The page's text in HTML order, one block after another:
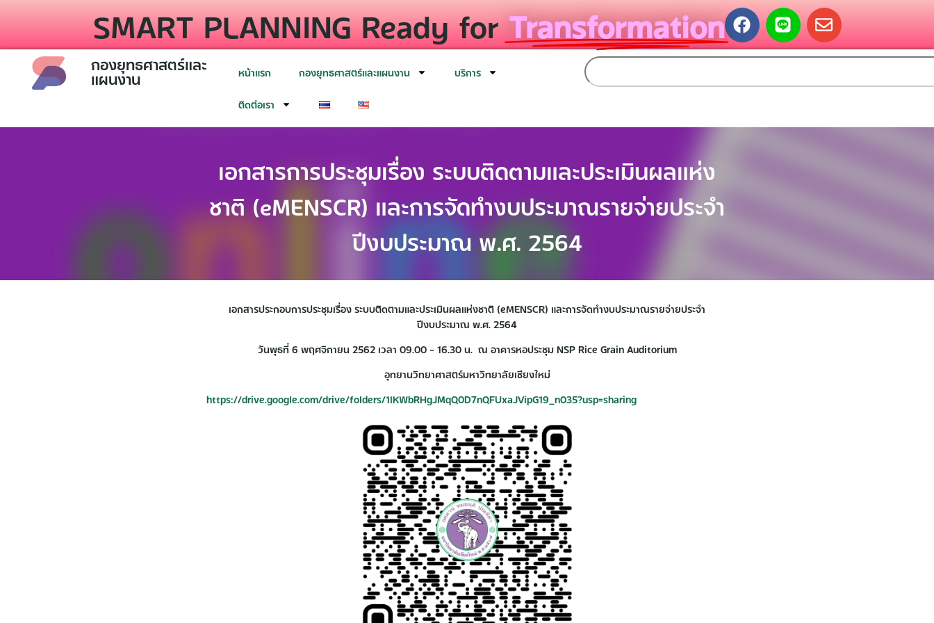
SMART PLANNING Ready for Transformation
กองยุทธศาสตร์และ
แผนงาน หน้าแรก กองยุทธศาสตร์และแผนงาน บริการ
ติดต่อเรา
เอกสารการประชุมเรื่อง ระบบติดตามและประเมินผลแห่ง
ชาติ (eMENSCR) และการจัดทำงบประมาณรายจ่ายประจำ
ปีงบประมาณ พ.ศ. 2564
เอกสารประกอบการประชุมเรื่อง ระบบติดตามและประเมินผลแห่งชาติ (eMENSCR) และการจัดทำงบประมาณรายจ่ายประจำ
ปีงบประมาณ พ.ศ. 2564
วันพุธที่ 6 พฤศจิกายน 2562 เวลา 09.00 – 16.30 น. ณ อาคารหอประชุม NSP Rice Grain Auditorium
อุทยานวิทยาศาสตร์มหาวิทยาลัยเชียงใหม่
https://drive.google.com/drive/folders/1lKWbRHgJMqQ0D7nQFUxaJVipG19_n035?usp=sharing